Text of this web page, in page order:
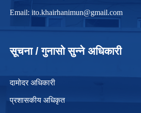
Email: ito.khairhanimun@gmail.com
सूचना / गुनासो सुन्ने अधिकारी
दामोदर अधिकारी
प्रशासकीय अधिकृत